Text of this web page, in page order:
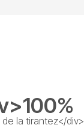
la tirantez</div>